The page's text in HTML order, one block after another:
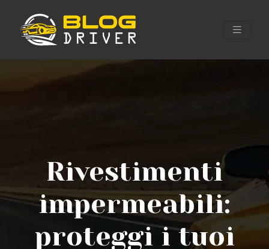
Rivestimenti
impermeabili:
proteggi i tuoi